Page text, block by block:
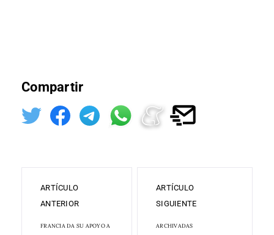
Compartir
ARTÍCULO
ANTERIOR
FRANCIA DA SU APOYO A
ARTÍCULO
SIGUIENTE
ARCHIVADAS